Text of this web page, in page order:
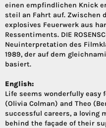
einen empfindlichen Knick
steil an Fahrt auf. Zwischen
explosives Feuerwerk aus
Ressentiments. DIE
Neuinterpretation des
1989, der auf dem
basiert.
English:
Life seems wonderfully easy
(Olivia Colman) and Theo
successful careers, a loving
behind the façade of their